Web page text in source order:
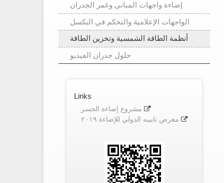
إضاءة واجهات المباني وغمر الجدران
الواجهات الإعلامية والتحكم في البكسل
أنظمة الطاقة الشمسية وتخزين الطاقة
حلول جدران الفيديو
Links
مشروع إضاءة الجسر
معرض تايبيه الدولي للإضاءة ٢٠١٩